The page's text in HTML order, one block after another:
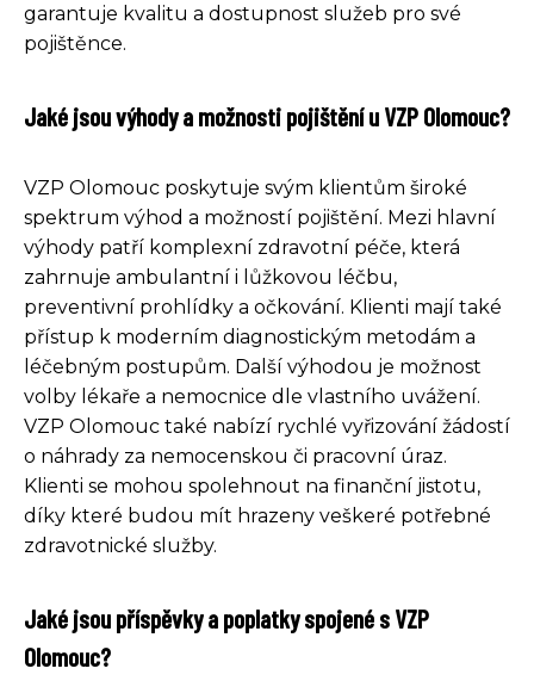
garantuje kvalitu a dostupnost služeb pro své
pojištěnce.
Jaké jsou výhody a možnosti pojištění u VZP Olomouc?
VZP Olomouc poskytuje svým klientům široké
spektrum výhod a možností pojištění. Mezi hlavní
výhody patří komplexní zdravotní péče, která
zahrnuje ambulantní i lůžkovou léčbu,
preventivní prohlídky a očkování. Klienti mají také
přístup k moderním diagnostickým metodám a
léčebným postupům. Další výhodou je možnost
volby lékaře a nemocnice dle vlastního uvážení.
VZP Olomouc také nabízí rychlé vyřizování žádostí
o náhrady za nemocenskou či pracovní úraz.
Klienti se mohou spolehnout na finanční jistotu,
díky které budou mít hrazeny veškeré potřebné
zdravotnické služby.
Jaké jsou příspěvky a poplatky spojené s VZP
Olomouc?